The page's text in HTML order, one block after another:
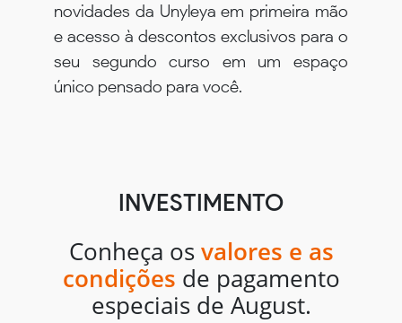
novidades da Unyleya em primeira mão
e acesso à descontos exclusivos para o
seu segundo curso em um espaço
único pensado para você.
INVESTIMENTO
Conheça os valores e as
condições de pagamento
especiais de August.